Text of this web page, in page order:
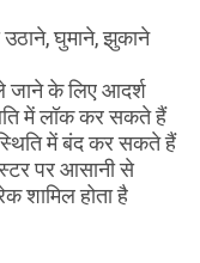
घुमाने, झुकाने
जाने के लिए आदर्श
में लॉक कर सकते हैं
में बंद कर सकते हैं
पर आसानी से
शामिल होता है